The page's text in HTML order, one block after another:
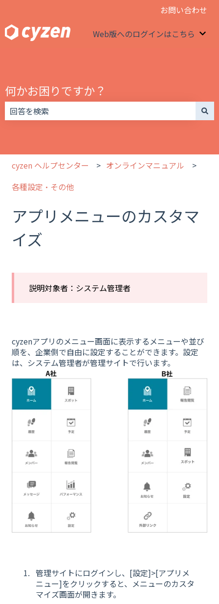
お問い合わせ
Web版へのログインはこちら
何かお困りですか？
cyzen ヘルプセンター
オンラインマニュアル
各種設定・その他
アプリメニューのカスタマ
イズ
説明対象者：システム管理者
cyzenアプリのメニュー画面に表示するメニューや並び
順を、企業側で自由に設定することができます。設定
は、システム管理者が管理サイトで行います。
管理サイトにログインし、[設定]>[アプリメ
ニュー]をクリックすると、メニューのカスタ
マイズ画面が開きます。